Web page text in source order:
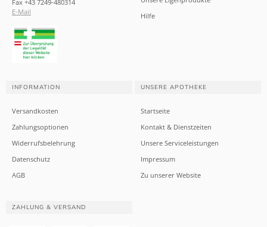
Fax +43 7249-480314
E-Mail
Hilfe
INFORMATION
Versandkosten
Zahlungsoptionen
Widerrufsbelehrung
Datenschutz
AGB
UNSERE APOTHEKE
Startseite
Kontakt & Dienstzeiten
Unsere Serviceleistungen
Impressum
Zu unserer Website
ZAHLUNG & VERSAND